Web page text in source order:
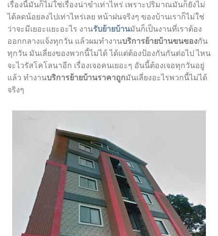
เรื่องนี้มันก็ไม่ใช่เรื่องน่าขำเท่าไหร่ เพราะปริมาณมันก็ยังไม่
ได้ลดน้อยลงไปเท่าไหร่เลย หน้าฝนจริงๆ ของบ้านเราก็ไม่ใช่
ว่าจะมีเยอะแยะอะไร งานรับย้ายบ้านมันก็เป็นงานที่เราต้อง
ออกกลางแจ้งทุกวัน แล้วผมทำงานบริการย้ายบ้านขนของกัน
ทุกวัน มันเลี่ยงของพวกนี้ไม่ได้ ได้แต่ต้องป้องกันกันต่อไป ไหน
จะไวรัสโคโลนาอีก เรื่องเจอคนเยอะๆ อันนี้ต้องเจอทุกวันอยู่
แล้ว ทำงานบริการย้ายบ้านราคาถูกมันเลี่ยงอะไรพวกนี้ไม่ได้
จริงๆ